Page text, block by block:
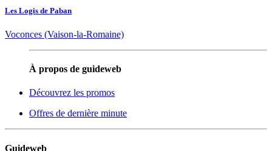
Les Logis de Paban
Voconces (Vaison-la-Romaine)
À propos de guideweb
Découvrez les promos
Offres de dernière minute
Guideweb